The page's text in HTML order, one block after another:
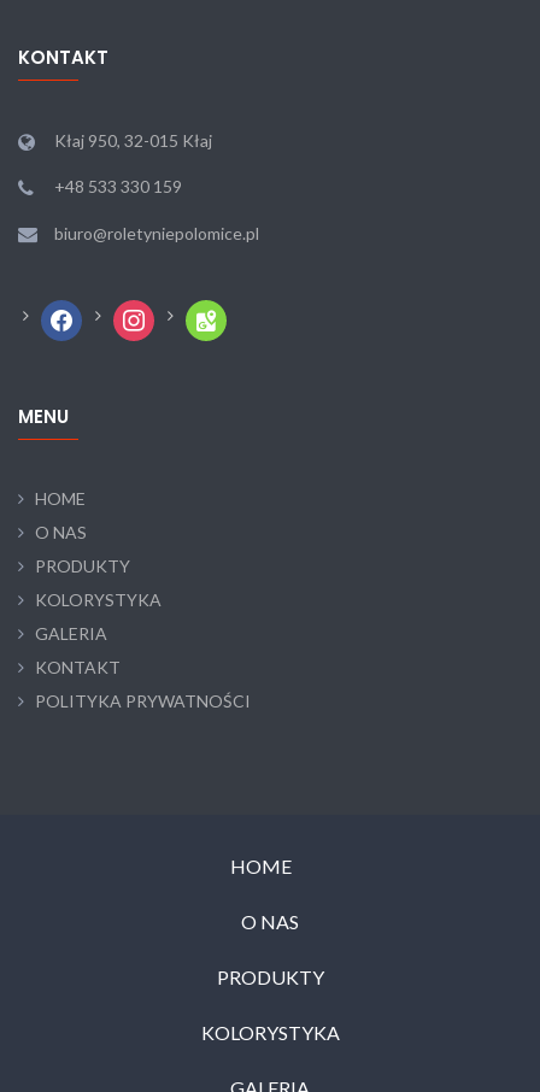
KONTAKT
Kłaj 950, 32-015 Kłaj
+48 533 330 159
biuro@roletyniepolomice.pl
facebook instagramgoogle-
maps
MENU
HOME
O NAS
PRODUKTY
KOLORYSTYKA
GALERIA
KONTAKT
POLITYKA PRYWATNOŚCI
HOME
O NAS
PRODUKTY
KOLORYSTYKA